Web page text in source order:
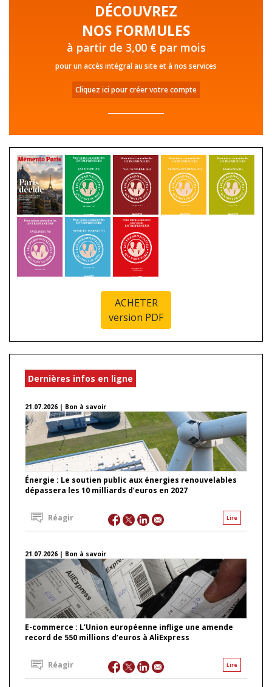
DÉCOUVREZ
NOS FORMULES
à partir de 3,00 € par mois
pour un accès intégral au site et à nos services
Cliquez ici pour créer votre compte
ACHETER
version PDF
Dernières infos en ligne
21.07.2026 | Bon à savoir
Énergie : Le soutien public aux énergies renouvelables
dépassera les 10 milliards d’euros en 2027
Lire
Réagir
21.07.2026 | Bon à savoir
E-commerce : L’Union européenne inflige une amende
record de 550 millions d’euros à AliExpress
Lire
Réagir